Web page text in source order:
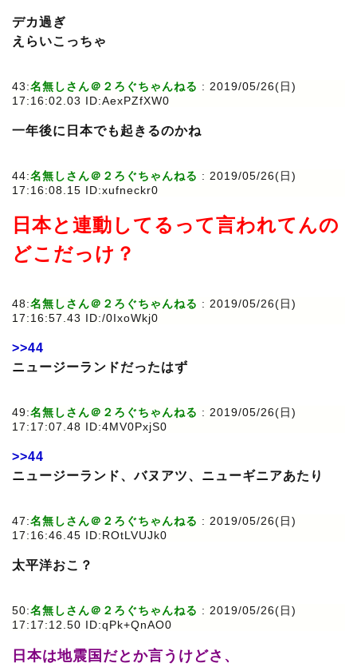
デカ過ぎ
えらいこっちゃ
43:名無しさん＠２ろぐちゃんねる : 2019/05/26(日)
17:16:02.03 ID:AexPZfXW0
一年後に日本でも起きるのかね
44:名無しさん＠２ろぐちゃんねる : 2019/05/26(日)
17:16:08.15 ID:xufneckr0
日本と連動してるって言われてんの
どこだっけ？
48:名無しさん＠２ろぐちゃんねる : 2019/05/26(日)
17:16:57.43 ID:/0IxoWkj0
>>44
ニュージーランドだったはず
49:名無しさん＠２ろぐちゃんねる : 2019/05/26(日)
17:17:07.48 ID:4MV0PxjS0
>>44
ニュージーランド、バヌアツ、ニューギニアあたり
47:名無しさん＠２ろぐちゃんねる : 2019/05/26(日)
17:16:46.45 ID:ROtLVUJk0
太平洋おこ？
50:名無しさん＠２ろぐちゃんねる : 2019/05/26(日)
17:17:12.50 ID:qPk+QnAO0
日本は地震国だとか言うけどさ、